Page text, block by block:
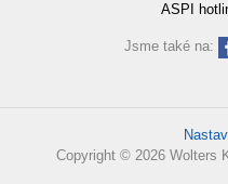
ASPI
Jsme také na:
Copyright © 2026 Wolters